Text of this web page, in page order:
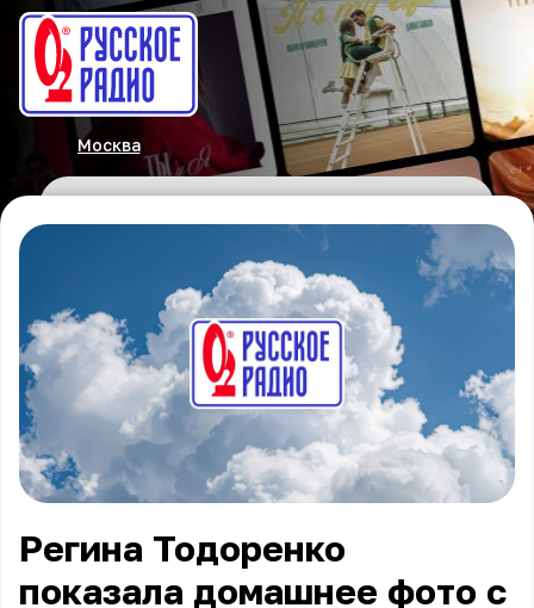
Москва
Регина Тодоренко
показала домашнее фото с